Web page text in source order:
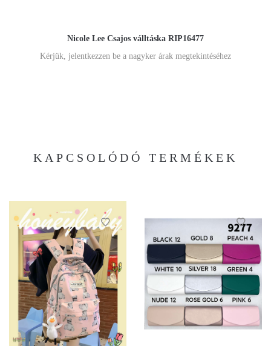
Nicole Lee Csajos válltáska RIP16477
Kérjük, jelentkezzen be a nagyker árak megtekintéséhez
KAPCSOLÓDÓ TERMÉKEK